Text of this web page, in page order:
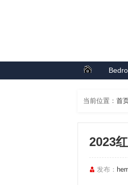
当前位置： 首
2023
发布：